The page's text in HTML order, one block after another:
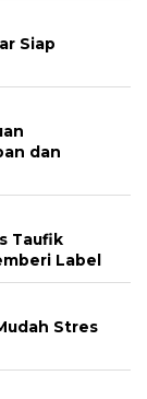
Siap
dan
Taufik
Label
Stres